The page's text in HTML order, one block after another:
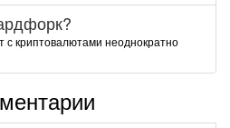
с криптовалютами неоднократно